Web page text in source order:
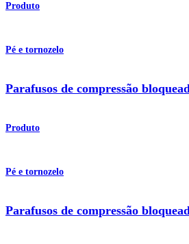
Produto
Pé e tornozelo
Parafusos de compressão
Produto
Pé e tornozelo
Parafusos de compressão